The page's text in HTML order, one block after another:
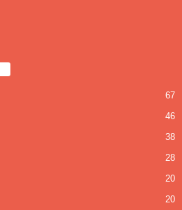
67
46
38
28
20
20